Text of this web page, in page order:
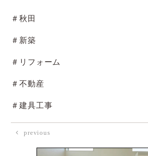
＃秋田
＃新築
＃リフォーム
＃不動産
＃建具工事
previous